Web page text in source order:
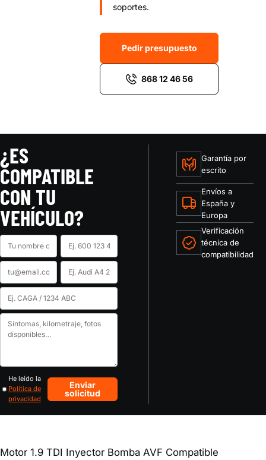
soportes.
Pedir presupuesto
868 12 46 56
¿ES
COMPATIBLE
CON TU
VEHÍCULO?
Nombre Teléfono
Email
Marca
y
modelo
Código
de
motor
Cuéntanos
tu
He leído la
Política de
privacidad
Enviar
solicitud
Garantía por
escrito
Envíos a
España y
Europa
Verificación
técnica de
compatibilidad
Motor 1.9 TDI Inyector Bomba AVF Compatible